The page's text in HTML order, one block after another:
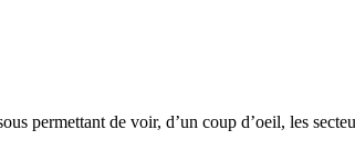
permettant de voir, d’un coup d’oeil, les